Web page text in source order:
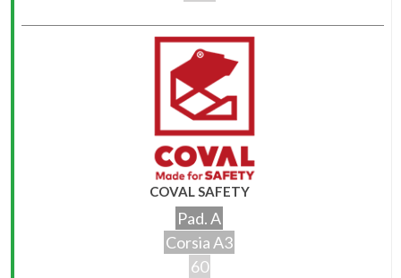
COVAL SAFETY
Pad. A
Corsia A3
60